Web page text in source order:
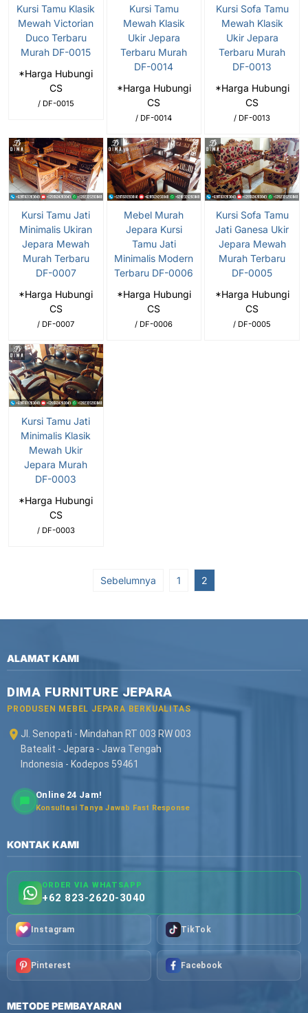
Kursi Tamu Klasik
Mewah Victorian
Duco Terbaru
Murah DF-0015
*Harga Hubungi
CS
/ DF-0015
Kursi Tamu
Mewah Klasik
Ukir Jepara
Terbaru Murah
DF-0014
*Harga Hubungi
CS
/ DF-0014
Kursi Sofa Tamu
Mewah Klasik
Ukir Jepara
Terbaru Murah
DF-0013
*Harga Hubungi
CS
/ DF-0013
Kursi Tamu Jati
Minimalis Ukiran
Jepara Mewah
Murah Terbaru
DF-0007
*Harga Hubungi
CS
/ DF-0007
Mebel Murah
Jepara Kursi
Tamu Jati
Minimalis Modern
Terbaru DF-0006
*Harga Hubungi
CS
/ DF-0006
Kursi Sofa Tamu
Jati Ganesa Ukir
Jepara Mewah
Murah Terbaru
DF-0005
*Harga Hubungi
CS
/ DF-0005
Kursi Tamu Jati
Minimalis Klasik
Mewah Ukir
Jepara Murah
DF-0003
*Harga Hubungi
CS
/ DF-0003
Sebelumnya 1 2
ALAMAT KAMI
DIMA FURNITURE JEPARA
PRODUSEN MEBEL JEPARA BERKUALITAS
Jl. Senopati - Mindahan RT 003 RW 003
Batealit - Jepara - Jawa Tengah
Indonesia - Kodepos 59461
Online 24 Jam!
Konsultasi Tanya Jawab Fast Response
KONTAK KAMI
ORDER VIA WHATSAPP
+62 823-2620-3040
Instagram TikTok
Pinterest Facebook
METODE PEMBAYARAN